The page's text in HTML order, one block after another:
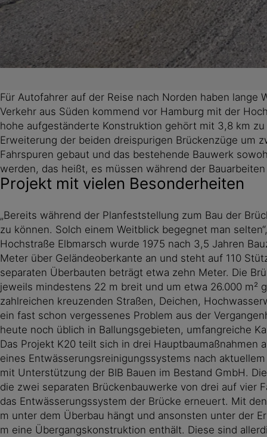
Für Autofahrer auf der Reise nach Norden haben
Verkehr aus Süden kommend vor Hamburg mit der
hohe aufgeständerte Konstruktion gehört mit 3,8 km
Erweiterung der beiden dreispurigen Brückenzüge um
Fahrspuren gebaut und das bestehende Bauwerk
werden, das heißt, es müssen während der
Projekt mit vielen Besonderheiten
„Bereits während der Planfeststellung zum Bau der
zu können. Solch einem Weitblick begegnet man
Hochstraße Elbmarsch wurde 1975 nach 3,5 Jahren
Meter über Geländeoberkante an und steht auf 110
separaten Überbauten beträgt etwa zehn Meter. Die
jeweils mindestens 22 m breit und um etwa 26.000
zahlreichen kreuzenden Straßen, Deichen,
ein fast schon vergessenes Problem aus der
heute noch üblich in Ballungsgebieten, umfangreiche
Das Projekt K20 teilt sich in drei
eines Entwässerungsreinigungssystems nach
mit Unterstützung der BIB Bauen im Bestand GmbH.
die zwei separaten Brückenbauwerke von drei auf vier
das Entwässerungssystem der Brücke erneuert. Mit
m unter dem Überbau hängt und ansonsten unter der
m eine Übergangskonstruktion enthält. Diese sind